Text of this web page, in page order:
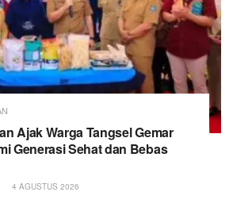
Ajak Warga Tangsel Gemar
Generasi Sehat dan Bebas
4 AGUSTUS 2026